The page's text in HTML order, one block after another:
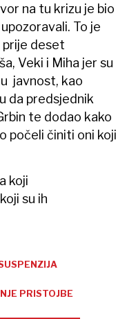
na tu krizu je bio
To je
deset
Veki i Miha jer su
javnost, kao
da predsjednik
te dodao kako
počeli činiti oni koji
koji
su ih
PRISTOJBE